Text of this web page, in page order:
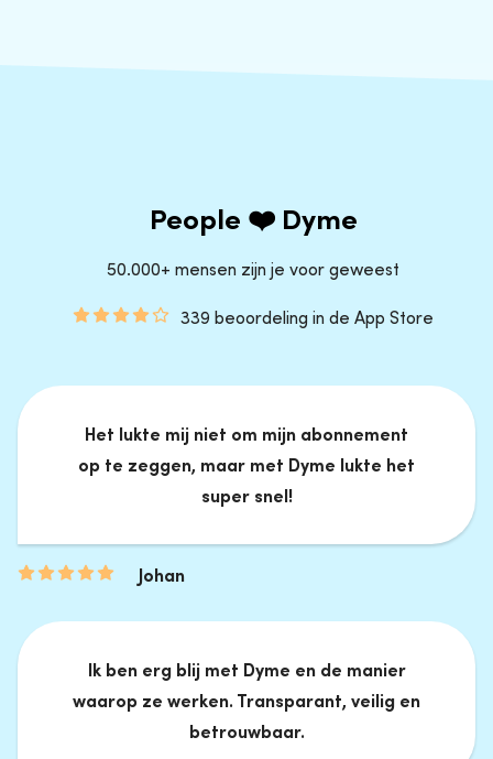
People ❤️ Dyme
50.000+ mensen zijn je voor geweest
339 beoordeling in de App Store
Het lukte mij niet om mijn abonnement
op te zeggen, maar met Dyme lukte het
super snel!
Johan
Ik ben erg blij met Dyme en de manier
waarop ze werken. Transparant, veilig en
betrouwbaar.